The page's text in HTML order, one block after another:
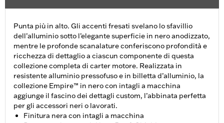
Punta più in alto. Gli accenti fresati svelano lo sfavillio
dell’alluminio sotto l’elegante superficie in nero anodizzato,
mentre le profonde scanalature conferiscono profondità e
ricchezza di dettaglio a ciascun componente di questa
collezione completa di carter motore. Realizzata in
resistente alluminio pressofuso e in billetta d’alluminio, la
collezione Empire™ in nero con intagli a macchina
aggiunge il fascino dei dettagli custom, l’abbinata perfetta
per gli accessori neri o lavorati.
Finitura nera con intagli a macchina